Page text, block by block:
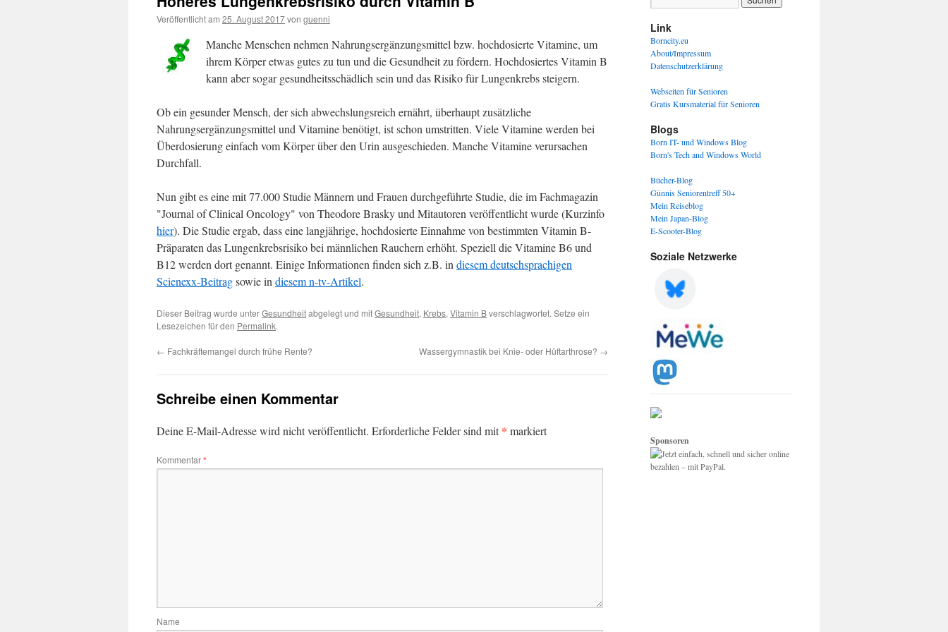
Veröffentlicht am 25. August 2017von guenni
Manche Menschen nehmen Nahrungsergänzungsmittel bzw. hochdosierte Vitamine, um
ihrem Körper etwas gutes zu tun und die Gesundheit zu fördern. Hochdosiertes Vitamin B
kann aber sogar gesundheitsschädlich sein und das Risiko für Lungenkrebs steigern.
Ob ein gesunder Mensch, der sich abwechslungsreich ernährt, überhaupt zusätzliche
Nahrungsergänzungsmittel und Vitamine benötigt, ist schon umstritten. Viele Vitamine werden bei
Überdosierung einfach vom Körper über den Urin ausgeschieden. Manche Vitamine verursachen
Durchfall.
Nun gibt es eine mit 77.000 Studie Männern und Frauen durchgeführte Studie, die im Fachmagazin
"Journal of Clinical Oncology" von Theodore Brasky und Mitautoren veröffentlicht wurde (Kurzinfo
hier). Die Studie ergab, dass eine langjährige, hochdosierte Einnahme von bestimmten Vitamin B-
Präparaten das Lungenkrebsrisiko bei männlichen Rauchern erhöht. Speziell die Vitamine B6 und
B12 werden dort genannt. Einige Informationen finden sich z.B. in diesem deutschsprachigen
Scienexx-Beitragsowie in diesem n-tv-Artikel.
Dieser Beitrag wurde unterGesundheitabgelegt und mitGesundheit, Krebs, Vitamin Bverschlagwortet. Setze ein
Lesezeichen für den Permalink.
← Fachkräftemangel durch frühe Rente? Wassergymnastik bei Knie- oder Hüftarthrose? →
Schreibe einen Kommentar
Deine E-Mail-Adresse wird nicht veröffentlicht. Erforderliche Felder sind mit* markiert
Kommentar*
Name
Link
Borncity.eu
About/Impressum
Datenschutzerklärung
Webseiten für Senioren
Gratis Kursmaterial für Senioren
Blogs
Born IT- und Windows Blog
Born's Tech and Windows World
Bücher-Blog
Günnis Seniorentreff 50+
Mein Reiseblog
Mein Japan-Blog
E-Scooter-Blog
Soziale Netzwerke
Sponsoren